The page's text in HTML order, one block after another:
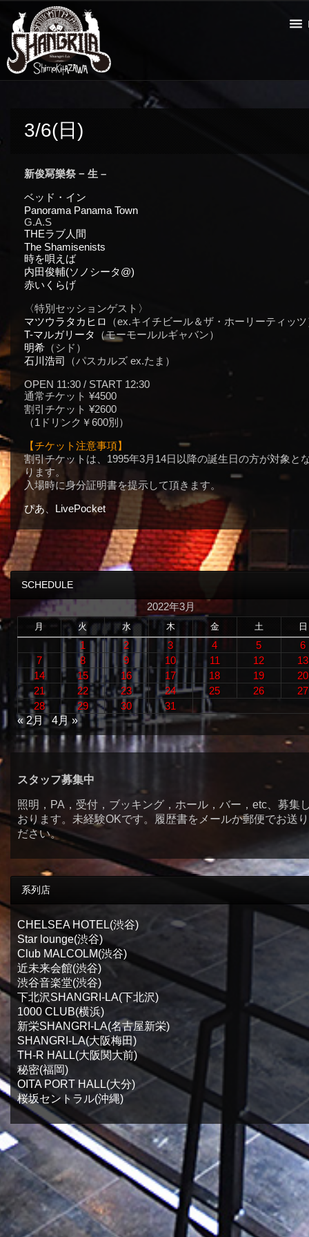
3/6(日)
新俊冩樂祭 − ⽣ –
ベッド・イン
Panorama Panama Town
G.A.S
THEラブ人間
The Shamisenists
時を唄えば
内田俊輔(ソノシータ@)
赤いくらげ
〈特別セッションゲスト〉
マツウラタカヒロ
（ex.キイチビール＆ザ・ホーリーティッ
T-マルガリータ
（モーモールルギャバン）
明希（シド）
石川浩司
（パスカルズ ex.たま）
OPEN 11:30 / START 12:30
通常チケット ¥4500
割引チケット ¥2600
（1ドリンク￥600別）
【チケット注意事項】
割引チケットは、1995年3⽉14⽇以降の誕生日の方が対象と
ります。
入場時に身分証明書を提示して頂きます。
ぴあ
LivePocket
SCHEDULE
2022年3月
月 火 水 木 金 土 日
1 2 3 4 5
6
7
8 9 10 11 12
13
14
15 16 17 18 19
20
21
22 23 24 25 26
27
28
29 30
31
« 2月
4月 »
スタッフ募集中
照明，PA，受付，ブッキング，ホール，バー，etc、募集
おります。未経験OKです。履歴書をメールか郵便でお送
ださい。
系列店
CHELSEA HOTEL(渋谷)
Star lounge(渋谷)
Club MALCOLM(渋谷)
近未来会館(渋谷)
渋谷音楽堂(渋谷)
下北沢SHANGRI-LA(下北沢)
1000 CLUB(横浜)
新栄SHANGRI-LA(名古屋新栄)
SHANGRI-LA(大阪梅田)
TH-R HALL(大阪関大前)
秘密(福岡)
OITA PORT HALL(大分)
桜坂セントラル(沖縄)